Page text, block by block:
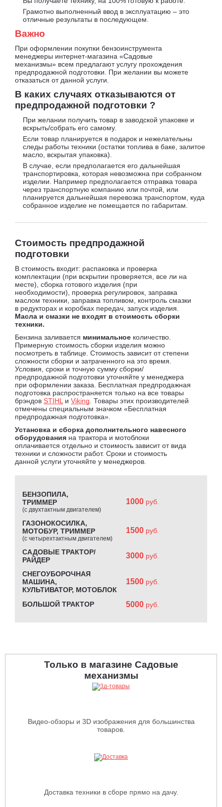
Грамотно выполненный ввод в эксплуатацию – это
отличные результаты в последующем.
Важно
При оформлении покупки бензоинструмента
менеджеры интернет-магазина «Садовые
механизмы» всем предлагают услугу прохождения
предпродажной подготовки. При желании вы можете
отказаться от данной услуги.
В каких случаях отказываются от
предпродажной подготовки ?
При желании получить товар в заводской упаковке и
вскрыть/собрать его самому.
Если товар планируется в подарок и нежелательны
следы работы техники (остатки топлива в баке, залитое
масло, вскрытая упаковка).
В случае, если предполагается его дальнейшая
транспортировка, которая невозможна при собранном
изделии. Например предполагается отправка товара
через транспортную компанию или почтой, или
планируется дальнейшая перевозка транспортом, куда
собранное изделие не помещается по габаритам.
Стоимость предпродажной
подготовки
В стоимость входит: распаковка и проверка
комплектации (при вскрытии проверяется, все ли на
месте), сборка готового изделия (при
необходимости), проверка регулировок, заправка
маслом техники, заправка топливом, контроль смазки
в редукторах и коробках передач, запуск изделия.
Масла и смазки не входят в стоимость сборки
техники.
Бензина заливается минимальное количество.
Примерную стоимость сборки изделия можно
посмотреть в таблице. Стоимость зависит от степени
сложности сборки и затраченного на это время.
Условия, сроки и точную сумму сборки/
предпродажной подготовки уточняйте у менеджера
при оформлении заказа. Бесплатная предпродажная
подготовка распространяется только на все товары
брэндов STIHL и Viking . Товары этих производителей
отмечены специальным значком «Бесплатная
предпродажная подготовка».
Установка и сборка дополнительного навесного
оборудования на трактора и мотоблоки
оплачивается отдельно и стоимость зависит от вида
техники и сложности работ. Сроки и стоимость
данной услуги уточняйте у менеджеров.
БЕНЗОПИЛА,
ТРИММЕР
(с двухтактным двигателем)
1000 руб.
ГАЗОНОКОСИЛКА,
МОТОБУР, ТРИММЕР
(с четырехтактным двигателем)
1500 руб.
САДОВЫЕ ТРАКТОР/
РАЙДЕР
3000 руб.
СНЕГОУБОРОЧНАЯ
МАШИНА,
КУЛЬТИВАТОР, МОТОБЛОК
1500 руб.
БОЛЬШОЙ ТРАКТОР 5000 руб.
Только в магазине Садовые
механизмы
Видео-обзоры и 3D изображения для большинства
товаров.
Доставка техники в сборе прямо на дачу.